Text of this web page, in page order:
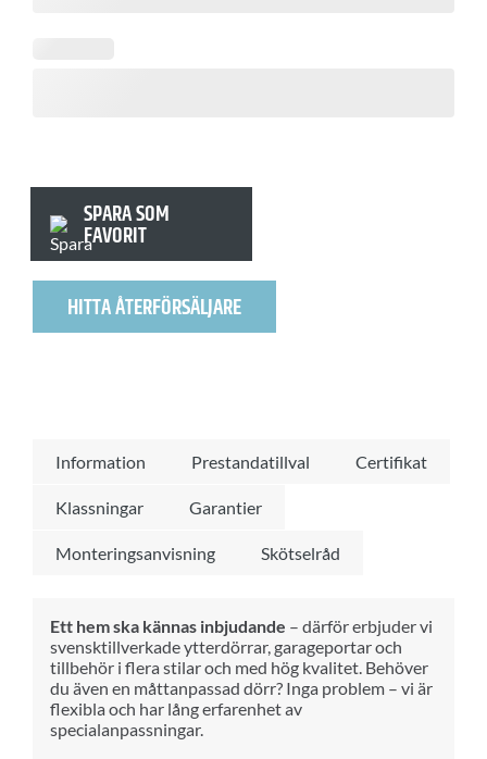
SPARA SOM
FAVORIT
HITTA ÅTERFÖRSÄLJARE
Information Prestandatillval Certifikat
Klassningar Garantier
Monteringsanvisning Skötselråd
Ett hem ska kännas inbjudande – därför erbjuder vi
svensktillverkade ytterdörrar, garageportar och
tillbehör i flera stilar och med hög kvalitet. Behöver
du även en måttanpassad dörr? Inga problem – vi är
flexibla och har lång erfarenhet av
specialanpassningar.